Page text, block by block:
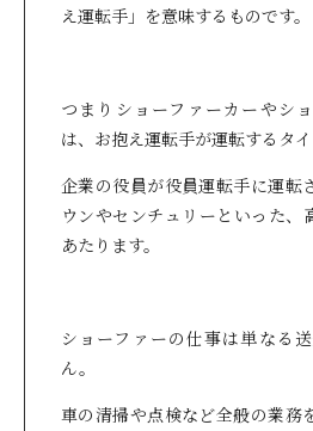
え運転手」を意味するものです。
つまりショーファーカーやシ
は、お抱え運転手が運転するタイ
企業の役員が役員運転手に運転
ウンやセンチュリーといった、
あたります。
ショーファーの仕事は単なる
ん。
車の清掃や点検など全般の業務